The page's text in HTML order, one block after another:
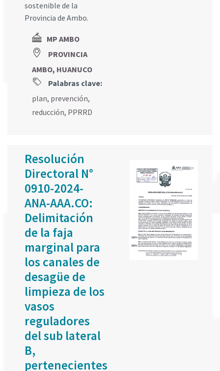
sostenible de la
Provincia de Ambo.
MP AMBO
PROVINCIA
AMBO, HUANUCO
Palabras clave:
plan, prevención,
reducción, PPRRD
Resolución
Directoral N°
0910-2024-
ANA-AAA.CO:
Delimitación
de la faja
marginal para
los canales de
desagüe de
limpieza de los
vasos
reguladores
del sub lateral
B,
pertenecientes